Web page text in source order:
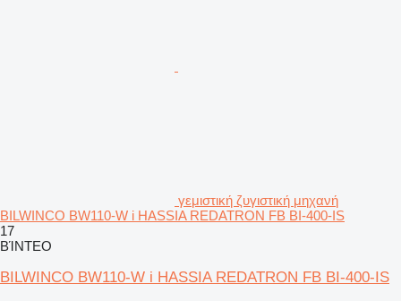
γεμιστική ζυγιστική μηχανή
BILWINCO BW110-W i HASSIA REDATRON FB BI-400-IS
17
ΒΊΝΤΕΟ
BILWINCO BW110-W i HASSIA REDATRON FB BI-400-IS